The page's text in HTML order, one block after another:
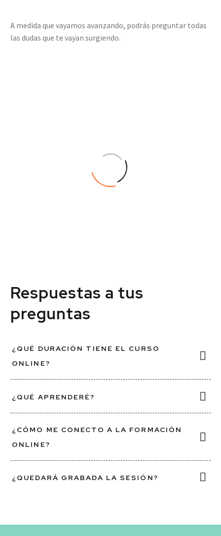
A medida que vayamos avanzando, podrás preguntar todas
las dudas que te vayan surgiendo.
dónde empezar? ¿Te gustaría
plasmar diseños en soportes
habituales? ¿No sabes qué
sublimar?
Estoy aquí para cambiar todo
Respuestas a tus
preguntas
¿QUÉ DURACIÓN TIENE EL CURSO
ONLINE?
¿QUÉ APRENDERÉ?
¿CÓMO ME CONECTO A LA FORMACIÓN
ONLINE?
¿QUEDARÁ GRABADA LA SESIÓN?